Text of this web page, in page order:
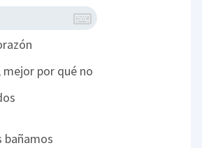
mejor por qué no
bañamos